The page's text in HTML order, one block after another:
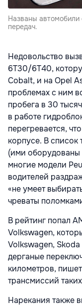
Названы
передач.
Недовольство
6T30/6T40,
Cobalt, и на Opel
проблемах с ним
пробега в 30
в работе
перегревается,
корпусе. В
(ими оборудованы
многие модели
водителей
«не умеет
чреваты
В рейтинг попал
Volkswagen,
Volkswagen,
дерганые
километров,
трансмиссий
Нарекания также